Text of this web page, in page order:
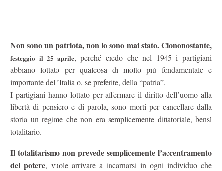
Non sono un patriota, non lo sono mai stato. Ciononostante,
festeggio il 25 aprile, perché credo che nel 1945 i partigiani
abbiano lottato per qualcosa di molto più fondamentale e
importante dell’Italia o, se preferite, della “patria”.
I partigiani hanno lottato per affermare il diritto dell’uomo alla
libertà di pensiero e di parola, sono morti per cancellare dalla
storia un regime che non era semplicemente dittatoriale, bensì
totalitario.
Il totalitarismo non prevede semplicemente l’accentramento
del potere, vuole arrivare a incarnarsi in ogni individuo che